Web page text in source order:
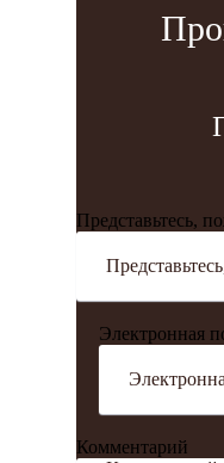
Представьтесь,
Электронная
Комментарий